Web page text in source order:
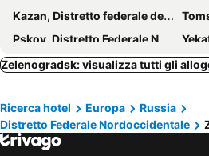
Kazan, Distretto federale del Volga Hotel
Pskov, Distretto Federale Nordoccidentale Hotel
Grozny, Ciscaucasia Hotel
Zelenogradsk: visualizza tutti gli
Ricerca hotel Europa
Russia
Distretto Federale Nordoccidentale